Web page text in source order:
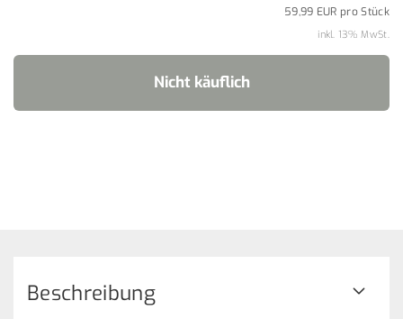
59,99 EUR pro Stück
inkl. 13% MwSt.
Beschreibung